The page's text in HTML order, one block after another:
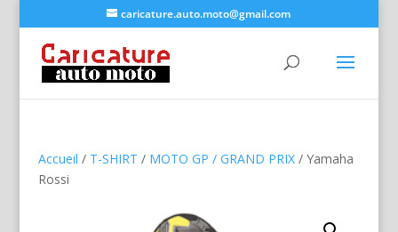
caricature.auto.moto@gmail.com
Accueil / T-SHIRT / MOTO GP / GRAND PRIX/ Yamaha
Rossi